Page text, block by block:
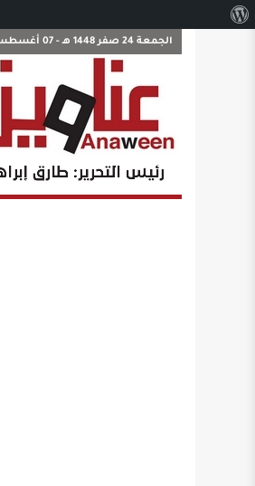
الجمعة 24 صفر 1448 هـ - 07 أغسطس 2026 م